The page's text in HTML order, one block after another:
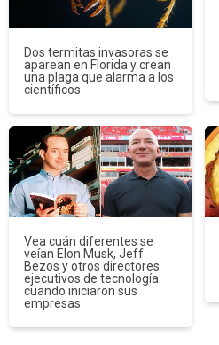
Dos termitas invasoras se
aparean en Florida y crean
una plaga que alarma a los
científicos
Vea cuán diferentes se
veían Elon Musk, Jeff
Bezos y otros directores
ejecutivos de tecnología
cuando iniciaron sus
empresas